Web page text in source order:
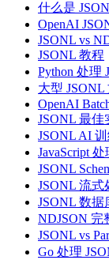
什么是
OpenAI
JSONL vs
JSONL 教程
Python 处理
大型 JSONL
OpenAI
JSONL 最佳
JSONL AI
JavaScript
JSONL
JSONL 流式
JSONL 数据
NDJSON 完
JSONL vs
Go 处理